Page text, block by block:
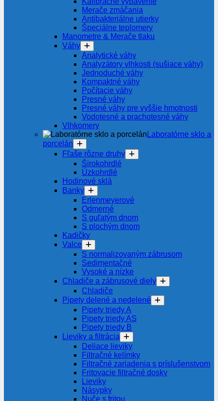
Merače zmáčania
Antibakteriálne utierky
Špeciálne teplomery
Manometre & Merače tlaku
Váhy
Analytické váhy
Analyzátory vlhkosti (sušiace váhy)
Jednoduché váhy
Kompaktné váhy
Počítacie váhy
Presné váhy
Presné váhy pre vyššie hmotnosti
Vodotesné a prachotesné váhy
Vlhkomery
Laboratórne sklo a
porcelán
Fľaše rôzne druhy
Širokohrdlé
Úzkohrdlé
Hodinové sklá
Banky
Erlenmeyerové
Odmerné
S guľatým dnom
S plochým dnom
Kadičky
Valce
S normalizovaným zábrusom
Sedimentačné
Vysoké a nízke
Chladiče a zábrusové diely
Chladiče
Pipety delené a nedelené
Pipety triedy A
Pipety triedy AS
Pipety triedy B
Lieviky a filtrácia
Deliace lieviky
Filtračné kelímky
Filtračné zariadenia s príslušenstvom
Fritovacie filtračné dosky
Lieviky
Násypky
Nuče s fritou